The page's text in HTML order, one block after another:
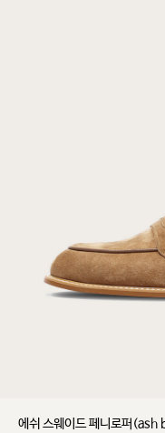
에쉬 스웨이드 페니로퍼